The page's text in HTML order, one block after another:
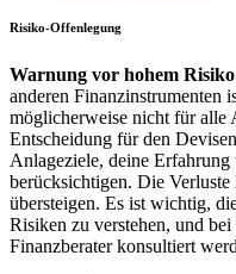
Risiko-Offenlegung
Warnung vor hohem
anderen Finanzinstrumenten
möglicherweise nicht für alle
Entscheidung für den
Anlageziele, deine
berücksichtigen. Die
übersteigen. Es ist wichtig,
Risiken zu verstehen, und
Finanzberater konsultiert